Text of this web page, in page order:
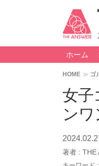
ホーム
HOME ゴ
女子
ン
著者 : THE